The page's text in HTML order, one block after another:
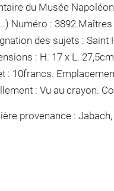
du Musée
Numéro :
des sujets : Saint
: H. 17 x L.
: 10francs.
: Vu au crayon.
provenance :